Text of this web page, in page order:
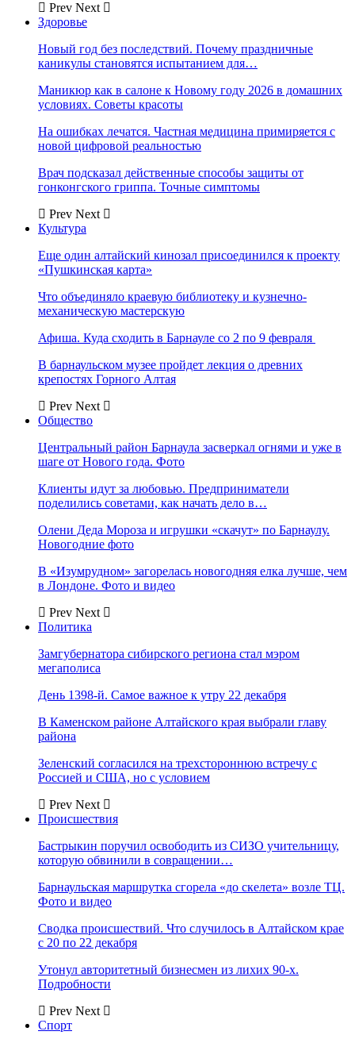
Prev Next
Здоровье
Новый год без последствий. Почему праздничные
каникулы становятся испытанием для…
Маникюр как в салоне к Новому году 2026 в домашних
условиях. Советы красоты
На ошибках лечатся. Частная медицина примиряется с
новой цифровой реальностью
Врач подсказал действенные способы защиты от
гонконгского гриппа. Точные симптомы
Prev Next
Культура
Еще один алтайский кинозал присоединился к проекту
«Пушкинская карта»
Что объединяло краевую библиотеку и кузнечно-
механическую мастерскую
Афиша. Куда сходить в Барнауле со 2 по 9 февраля
В барнаульском музее пройдет лекция о древних
крепостях Горного Алтая
Prev Next
Общество
Центральный район Барнаула засверкал огнями и уже в
шаге от Нового года. Фото
Клиенты идут за любовью. Предприниматели
поделились советами, как начать дело в…
Олени Деда Мороза и игрушки «скачут» по Барнаулу.
Новогодние фото
В «Изумрудном» загорелась новогодняя елка лучше, чем
в Лондоне. Фото и видео
Prev Next
Политика
Замгубернатора сибирского региона стал мэром
мегаполиса
День 1398-й. Самое важное к утру 22 декабря
В Каменском районе Алтайского края выбрали главу
района
Зеленский согласился на трехстороннюю встречу с
Россией и США, но с условием
Prev Next
Происшествия
Бастрыкин поручил освободить из СИЗО учительницу,
которую обвинили в совращении…
Барнаульская маршрутка сгорела «до скелета» возле ТЦ.
Фото и видео
Сводка происшествий. Что случилось в Алтайском крае
с 20 по 22 декабря
Утонул авторитетный бизнесмен из лихих 90-х.
Подробности
Prev Next
Спорт